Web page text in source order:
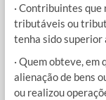
· Contribuintes
tributáveis ou
tenha sido superior
· Quem obteve,
alienação de bens
ou realizou